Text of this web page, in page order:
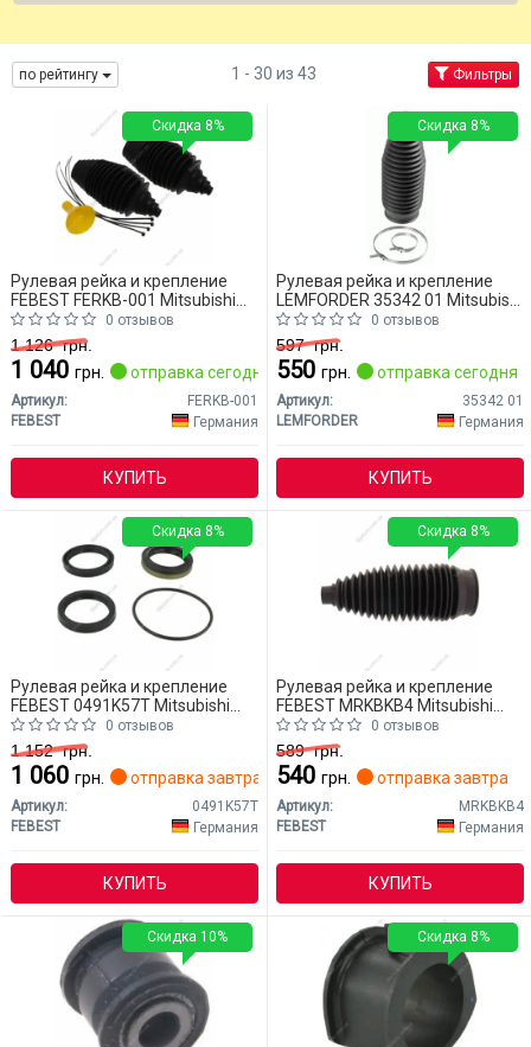
по рейтингу 1 - 30 из 43 Фильтры
Рулевая рейка и крепление
FEBEST FERKB-001 Mitsubishi
L200
0 отзывов
1 126грн.
1 040 грн. отправка сегодня
Артикул:
FERKB-001
FEBEST
Германия
КУПИТЬ
Скидка 8%
Рулевая рейка и крепление
LEMFORDER 35342 01 Mitsubishi
L200
0 отзывов
597грн.
550 грн. отправка сегодня
Артикул:
35342 01
LEMFORDER
Германия
КУПИТЬ
Скидка 8%
Рулевая рейка и крепление
FEBEST 0491K57T Mitsubishi
L200
0 отзывов
1 152грн.
1 060 грн. отправка завтра
Артикул:
0491K57T
FEBEST
Германия
КУПИТЬ
Скидка 8%
Рулевая рейка и крепление
FEBEST MRKBKB4 Mitsubishi
L200
0 отзывов
589грн.
540 грн. отправка завтра
Артикул:
MRKBKB4
FEBEST
Германия
КУПИТЬ
Скидка 8%
Скидка 10% Скидка 8%